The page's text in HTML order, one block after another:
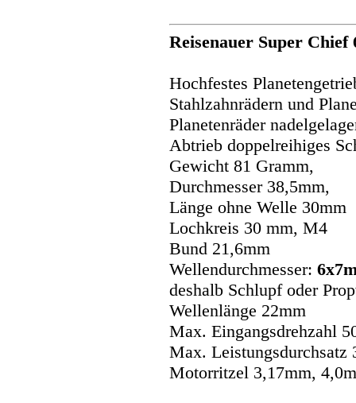
Reisenauer Super Chief
Hochfestes
Stahlzahnrädern und
Planetenräder
Abtrieb doppelreihiges
Gewicht 81 Gramm,
Durchmesser 38,5mm,
Länge ohne Welle 30mm
Lochkreis 30 mm, M4
Bund 21,6mm
Wellendurchmesser:
deshalb Schlupf oder
Wellenlänge 22mm
Max. Eingangsdrehzahl
Max. Leistungsdurchsatz
Motorritzel 3,17mm,